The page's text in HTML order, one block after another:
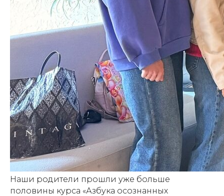
Наши родители прошли уже больше
половины курса «Азбука осознанных